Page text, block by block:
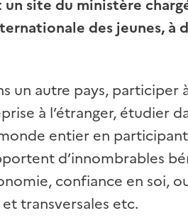
des jeunes, à
un autre pays, participer
à l’étranger, étudier
entier en
d’innombrables
confiance en soi,
transversales etc.